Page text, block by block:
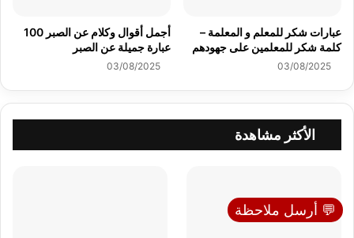
عبارات شكر للمعلم و المعلمة –
كلمة شكر للمعلمين على جهودهم
03/08/2025
أجمل أقوال وكلام عن الصبر 100
عبارة جميلة عن الصبر
03/08/2025
الأكثر مشاهدة
💬 أرسل ملاحظة